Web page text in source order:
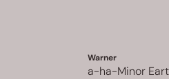
Warner
a-ha-Minor